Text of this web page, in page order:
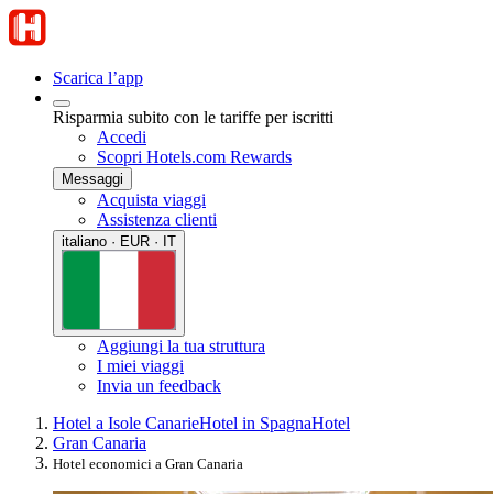
Scarica l’app
Risparmia subito con le tariffe per iscritti
Accedi
Scopri Hotels.com Rewards
Messaggi
Acquista viaggi
Assistenza clienti
italiano · EUR · IT
Aggiungi la tua struttura
I miei viaggi
Invia un feedback
Hotel a Isole CanarieHotel in SpagnaHotel
Gran Canaria
Hotel economici a Gran Canaria